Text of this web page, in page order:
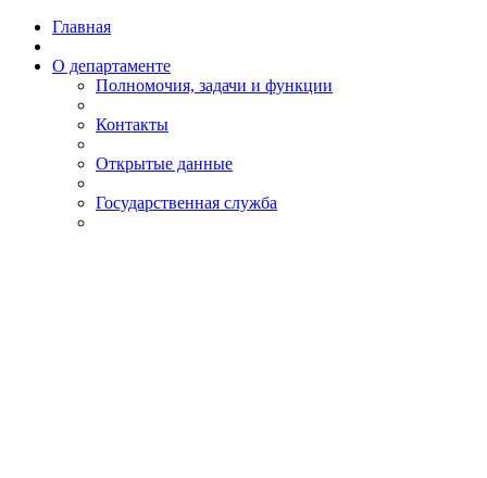
Главная
О департаменте
Полномочия, задачи и функции
Контакты
Открытые данные
Государственная служба